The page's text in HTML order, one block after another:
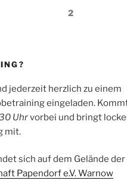
Seite2
jederzeit herzlich zu einem
eingeladen.
Uhrvorbei und bringt
mit.
sich auf dem Gelände der
Papendorf e.V. Warnow